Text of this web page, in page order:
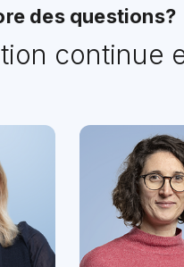
des questions?
continue